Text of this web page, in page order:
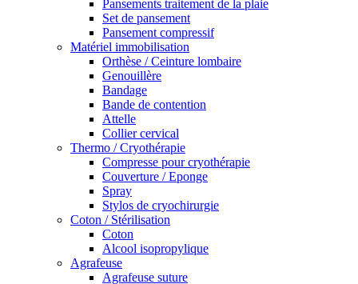
Pansements traitement de la plaie
Set de pansement
Pansement compressif
Matériel immobilisation
Orthèse / Ceinture lombaire
Genouillère
Bandage
Bande de contention
Attelle
Collier cervical
Thermo / Cryothérapie
Compresse pour cryothérapie
Couverture / Eponge
Spray
Stylos de cryochirurgie
Coton / Stérilisation
Coton
Alcool isopropylique
Agrafeuse
Agrafeuse suture